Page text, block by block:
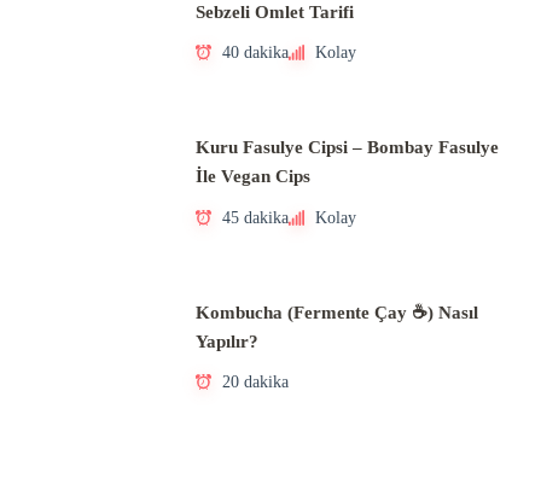
Sebzeli Omlet Tarifi
40 dakika Kolay
Kuru Fasulye Cipsi – Bombay Fasulye
İle Vegan Cips
45 dakika Kolay
Kombucha (Fermente Çay ☕) Nasıl
Yapılır?
20 dakika